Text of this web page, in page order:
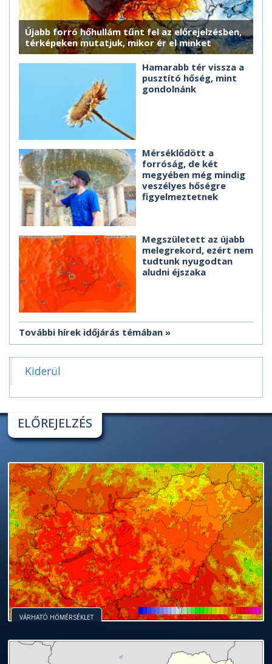
Újabb forró hőhullám tűnt fel az előrejelzésben,
térképeken mutatjuk, mikor ér el minket
Hamarabb tér vissza a
pusztító hőség, mint
gondolnánk
Mérséklődött a
forróság, de két
megyében még mindig
veszélyes hőségre
figyelmeztetnek
Megszületett az újabb
melegrekord, ezért nem
tudtunk nyugodtan
aludni éjszaka
További hírek időjárás témában
Kiderül
ELŐREJELZÉS
VÁRHATÓ HŐMÉRSÉKLET